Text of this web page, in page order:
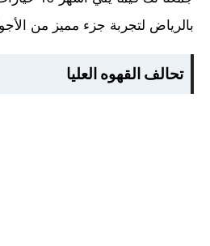
بالرياض لتجربة جزء مميز من
تحالف القهوه العليا